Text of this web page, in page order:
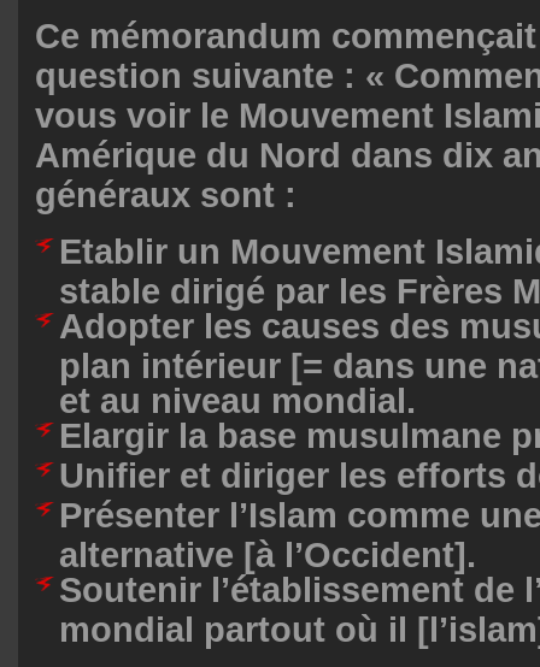
Ce mémorandum
question suivante : «
vous voir le Mouvement
Amérique du Nord dans dix
généraux sont :
Etablir un Mouvement
stable dirigé par les Frères
Adopter les causes des
plan intérieur [= dans une
et au niveau mondial.
Elargir la base musulmane
Unifier et diriger les efforts
Présenter l’Islam comme
alternative [à l’Occident].
Soutenir l’établissement de
mondial partout où il